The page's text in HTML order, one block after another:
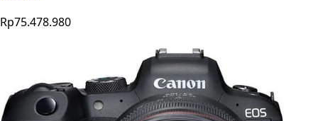
Rp75.478.980